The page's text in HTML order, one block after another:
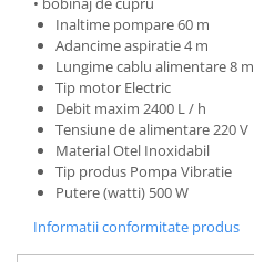
Inaltime pompare 60 m
Adancime aspiratie 4 m
Lungime cablu alimentare 8 m
Tip motor Electric
Debit maxim 2400 L / h
Tensiune de alimentare 220 V
Material Otel Inoxidabil
Tip produs Pompa Vibratie
Putere (watti) 500 W
Informatii conformitate produs